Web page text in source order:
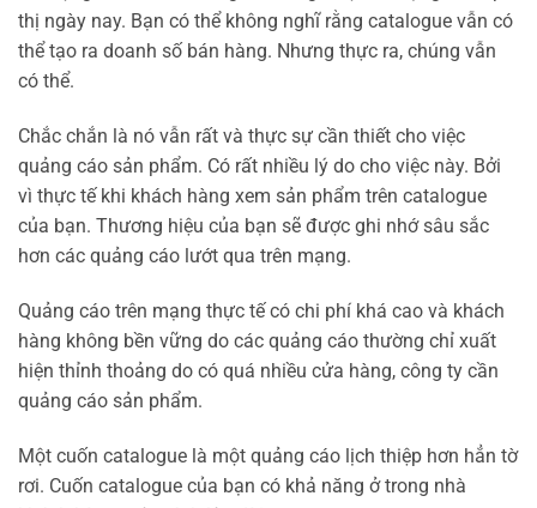
thị ngày nay. Bạn có thể không nghĩ rằng catalogue vẫn có
thể tạo ra doanh số bán hàng. Nhưng thực ra, chúng vẫn
có thể.
Chắc chắn là nó vẫn rất và thực sự cần thiết cho việc
quảng cáo sản phẩm. Có rất nhiều lý do cho việc này. Bởi
vì thực tế khi khách hàng xem sản phẩm trên catalogue
của bạn. Thương hiệu của bạn sẽ được ghi nhớ sâu sắc
hơn các quảng cáo lướt qua trên mạng.
Quảng cáo trên mạng thực tế có chi phí khá cao và khách
hàng không bền vững do các quảng cáo thường chỉ xuất
hiện thỉnh thoảng do có quá nhiều cửa hàng, công ty cần
quảng cáo sản phẩm.
Một cuốn catalogue là một quảng cáo lịch thiệp hơn hẳn tờ
rơi. Cuốn catalogue của bạn có khả năng ở trong nhà